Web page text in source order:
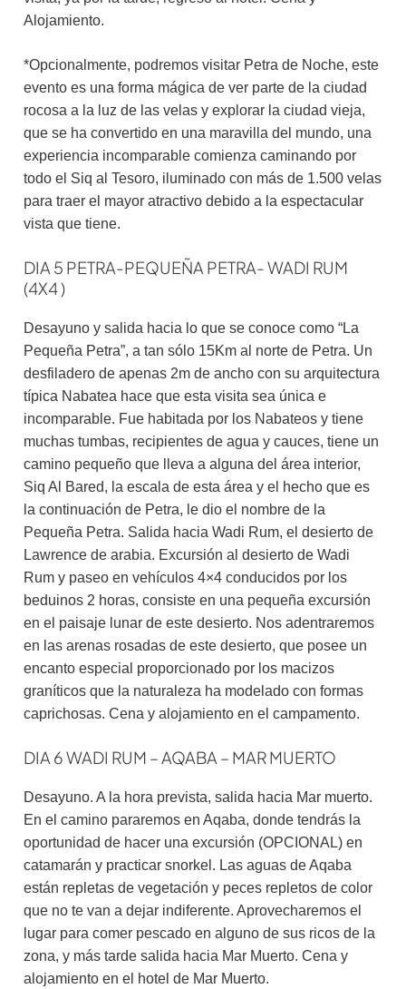
Alojamiento.
*Opcionalmente, podremos visitar Petra de Noche, este
evento es una forma mágica de ver parte de la ciudad
rocosa a la luz de las velas y explorar la ciudad vieja,
que se ha convertido en una maravilla del mundo, una
experiencia incomparable comienza caminando por
todo el Siq al Tesoro, iluminado con más de 1.500 velas
para traer el mayor atractivo debido a la espectacular
vista que tiene.
DIA 5 PETRA-PEQUEÑA PETRA- WADI RUM
(4X4 )
Desayuno y salida hacia lo que se conoce como “La
Pequeña Petra”, a tan sólo 15Km al norte de Petra. Un
desfiladero de apenas 2m de ancho con su arquitectura
típica Nabatea hace que esta visita sea única e
incomparable. Fue habitada por los Nabateos y tiene
muchas tumbas, recipientes de agua y cauces, tiene un
camino pequeño que lleva a alguna del área interior,
Siq Al Bared, la escala de esta área y el hecho que es
la continuación de Petra, le dio el nombre de la
Pequeña Petra. Salida hacia Wadi Rum, el desierto de
Lawrence de arabia. Excursión al desierto de Wadi
Rum y paseo en vehículos 4×4 conducidos por los
beduinos 2 horas, consiste en una pequeña excursión
en el paisaje lunar de este desierto. Nos adentraremos
en las arenas rosadas de este desierto, que posee un
encanto especial proporcionado por los macizos
graníticos que la naturaleza ha modelado con formas
caprichosas. Cena y alojamiento en el campamento.
DIA 6 WADI RUM – AQABA – MAR MUERTO
Desayuno. A la hora prevista, salida hacia Mar muerto.
En el camino pararemos en Aqaba, donde tendrás la
oportunidad de hacer una excursión (OPCIONAL) en
catamarán y practicar snorkel. Las aguas de Aqaba
están repletas de vegetación y peces repletos de color
que no te van a dejar indiferente. Aprovecharemos el
lugar para comer pescado en alguno de sus ricos de la
zona, y más tarde salida hacia Mar Muerto. Cena y
alojamiento en el hotel de Mar Muerto.